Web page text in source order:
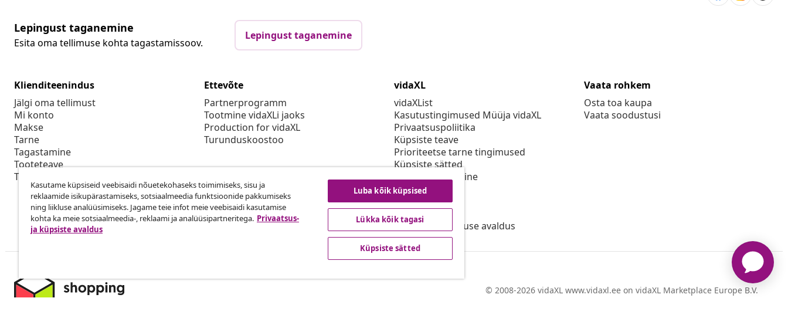
Lepingust taganemine
Esita oma tellimuse kohta tagastamissoov.
Lepingust taganemine
Klienditeenindus
Jälgi oma tellimust
Mi konto
Makse
Tarne
Tagastamine
Tooteteave
Tellimus
Ettevõte
Partnerprogramm
Tootmine vidaXLi jaoks
Production for vidaXL
Turunduskoostoo
vidaXL
vidaXList
Kasutustingimused Müüja vidaXL
Privaatsuspoliitika
Küpsiste teave
Prioriteetse tarne tingimused
Küpsiste sätted
vidaXLis töötamine
Turvalisus
Eli vastutav isik
EPR poliitika
Juurdepääsetavuse avaldus
Vaata rohkem
Osta toa kaupa
Vaata soodustusi
© 2008-2026 vidaXL www.vidaxl.ee on vidaXL Marketplace Europe B.V.
Kasutame küpsiseid veebisaidi nõuetekohaseks toimimiseks, sisu ja
reklaamide isikupärastamiseks, sotsiaalmeedia funktsioonide pakkumiseks
ning liikluse analüüsimiseks. Jagame teie infot meie veebisaidi kasutamise
kohta ka meie sotsiaalmeedia-, reklaami ja analüüsipartneritega. Privaatsus-
ja küpsiste avaldus
Luba kõik küpsised
Lükka kõik tagasi
Küpsiste sätted